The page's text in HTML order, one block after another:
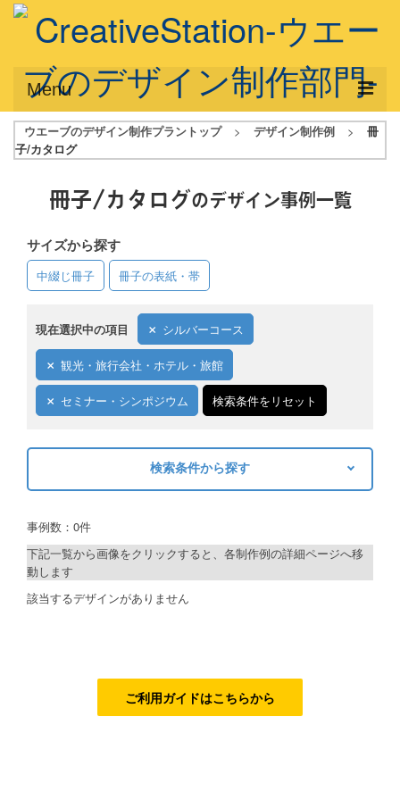
Menu
サービス概要
デザインアシスト
フルデザイン
データ修正
写真からイラスト作成
デザイン制作例
ご利用料金
ご利用の流れ
FAQ（よくあるご質問）
ウエーブのデザイン制作プラントップ > デザイン制作例 >
冊
子/カタログ
冊子/カタログのデザイン事例一覧
サイズから探す
中綴じ冊子 冊子の表紙・帯
現在選択中の項目 シルバーコース
観光・旅行会社・ホテル・旅館
セミナー・シンポジウム 検索条件をリセット
検索条件から探す
制作プランで探す
シルバーコース
事例数：0件
下記一覧から画像をクリックすると、各制作例の詳細ページへ移
動します
該当するデザインがありません
ご利用ガイドはこちらから